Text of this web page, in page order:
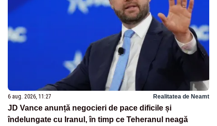
6 aug. 2026, 11:27 Realitatea de Neamt
JD Vance anunță negocieri de pace dificile și
îndelungate cu Iranul, în timp ce Teheranul neagă